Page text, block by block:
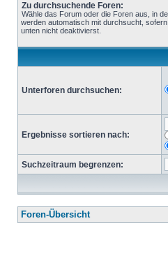
Zu durchsuchende Foren:
Wähle das Forum oder die Foren aus, in
werden automatisch mit durchsucht,
unten nicht deaktivierst.
Unterforen durchsuchen:
Ergebnisse sortieren nach:
Suchzeitraum begrenzen:
Foren-Übersicht